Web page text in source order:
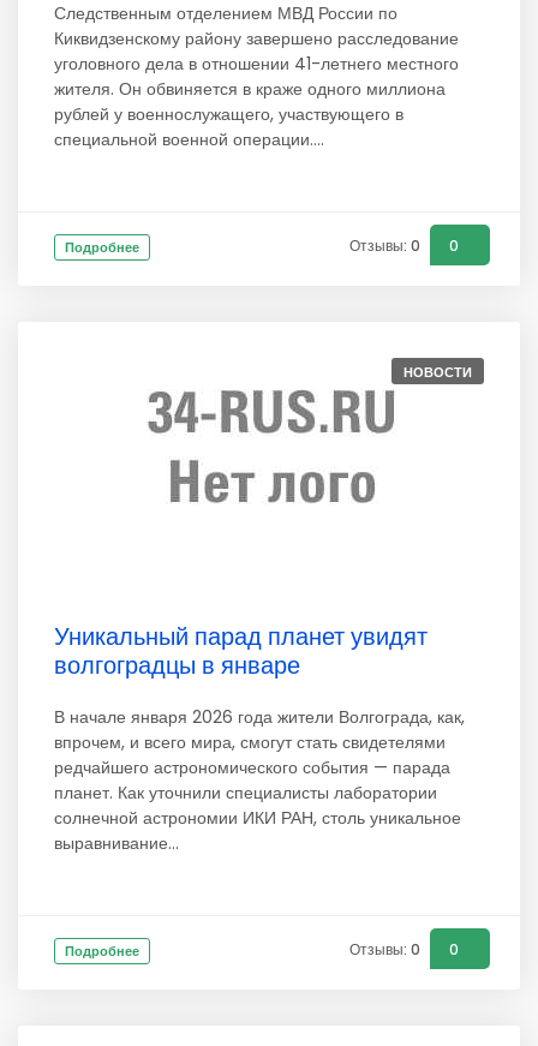
Следственным отделением МВД России по
Киквидзенскому району завершено расследование
уголовного дела в отношении 41-летнего местного
жителя. Он обвиняется в краже одного миллиона
рублей у военнослужащего, участвующего в
специальной военной операции....
Подробнее Отзывы: 0 0
НОВОСТИ
Уникальный парад планет увидят
волгоградцы в январе
В начале января 2026 года жители Волгограда, как,
впрочем, и всего мира, смогут стать свидетелями
редчайшего астрономического события — парада
планет. Как уточнили специалисты лаборатории
солнечной астрономии ИКИ РАН, столь уникальное
выравнивание...
Подробнее Отзывы: 0 0